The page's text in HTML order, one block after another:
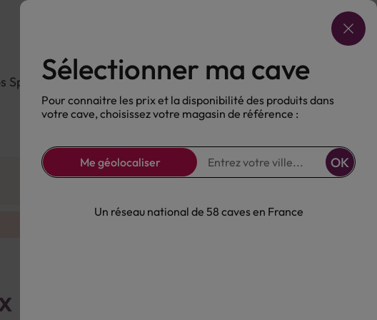
Choisir ma cave
Spiritueux Nos Bières Sans alcool
Plantation 2005
Sélectionner ma cave
Pour connaitre les prix et la disponibilité des produits dans
votre cave, choisissez votre magasin de référence :
Me géolocaliser OK
Un réseau national de 58 caves en France